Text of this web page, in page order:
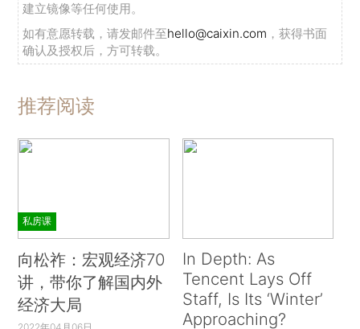
建立镜像等任何使用。
如有意愿转载，请发邮件至hello@caixin.com ，获得书面
确认及授权后，方可转载。
推荐阅读
私房课
向松祚：宏观经济70
讲，带你了解国内外
经济大局
In Depth: As
Tencent Lays Off
Staff, Is Its ‘Winter’
Approaching?